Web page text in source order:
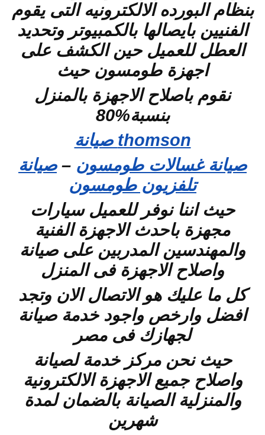
بنظام البورده الالكترونيه التى يقوم
الفنيين بايصالها بالكمبيوتر وتحديد
العطل للعميل حين الكشف على
اجهزة طومسون حيث
نقوم باصلاح الاجهزة بالمنزل
بنسبة%80
thomson صيانة
صيانة غسالات طومسون –صيانة
تلفزيون طومسون
حيث اننا نوفر للعميل سيارات
مجهزة باحدث الاجهزة الفنية
والمهندسين المدربين على صيانة
واصلاح الاجهزة فى المنزل
كل ما عليك هو الاتصال الان وتجد
افضل وارخص واجود خدمة صيانة
لجهازك فى مصر
حيث نحن مركز خدمة لصيانة
واصلاح جميع الاجهزة الالكترونية
والمنزلية الصيانة بالضمان لمدة
شهرين